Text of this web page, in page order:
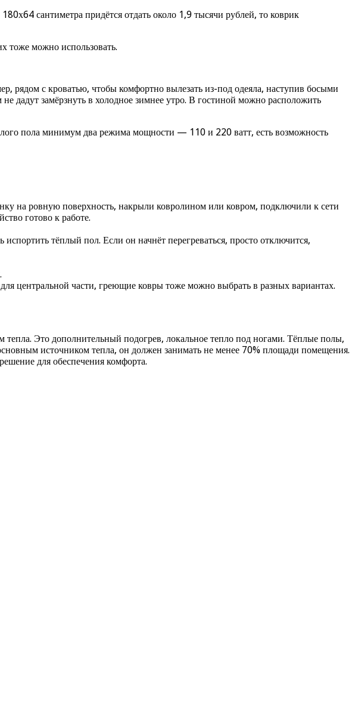
сантиметра придётся отдать около 1,9 тысячи рублей, то коврик
тоже можно использовать.
рядом с кроватью, чтобы комфортно вылезать из-под одеяла, наступив босыми
дадут замёрзнуть в холодное зимнее утро. В гостиной можно расположить
пола минимум два режима мощности — 110 и 220 ватт, есть возможность
на ровную поверхность, накрыли ковролином или ковром, подключили к сети
готово к работе.
тёплый пол. Если он начнёт перегреваться, просто отключится,
центральной части, греющие ковры тоже можно выбрать в разных вариантах.
Это дополнительный подогрев, локальное тепло под ногами. Тёплые полы,
источником тепла, он должен занимать не менее 70% площади помещения.
для обеспечения комфорта.